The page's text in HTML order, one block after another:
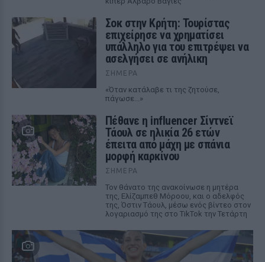
Σοκ στην Κρήτη: Τουρίστας
επιχείρησε να χρηματίσει
υπάλληλο για του επιτρέψει να
ασελγήσει σε ανήλικη
ΣΉΜΕΡΑ
«Όταν κατάλαβε τι της ζητούσε,
πάγωσε...»
Πέθανε η influencer Σίντνεϊ
Τάουλ σε ηλικία 26 ετών
έπειτα από μάχη με σπάνια
μορφή καρκίνου
ΣΉΜΕΡΑ
Τον θάνατο της ανακοίνωσε η μητέρα
της, Ελίζαμπεθ Μόροου, και ο αδελφός
της, Όστιν Τάουλ, μέσω ενός βίντεο στον
λογαριασμό της στο TikTok την Τετάρτη